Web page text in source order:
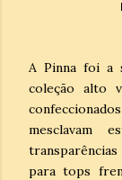
A Pinna foi a
coleção alto
mesclavam
para tops